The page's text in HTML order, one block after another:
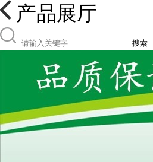
产品展厅
搜索